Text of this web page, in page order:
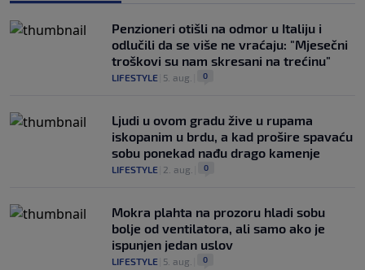
Penzioneri otišli na odmor u Italiju i
odlučili da se više ne vraćaju: "Mjesečni
troškovi su nam skresani na trećinu"
LIFESTYLE 5. aug. 0
Ljudi u ovom gradu žive u rupama
iskopanim u brdu, a kad prošire spavaću
sobu ponekad nađu drago kamenje
LIFESTYLE 2. aug. 0
Mokra plahta na prozoru hladi sobu
bolje od ventilatora, ali samo ako je
ispunjen jedan uslov
LIFESTYLE 5. aug. 0